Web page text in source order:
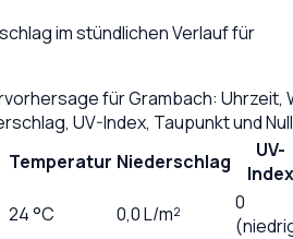
im stündlichen Verlauf für
fürGrambach: Uhrzeit,
UV-Index, Taupunkt und
Temperatur Niederschlag
UV-
Index
24°C 0,0L/m²
0